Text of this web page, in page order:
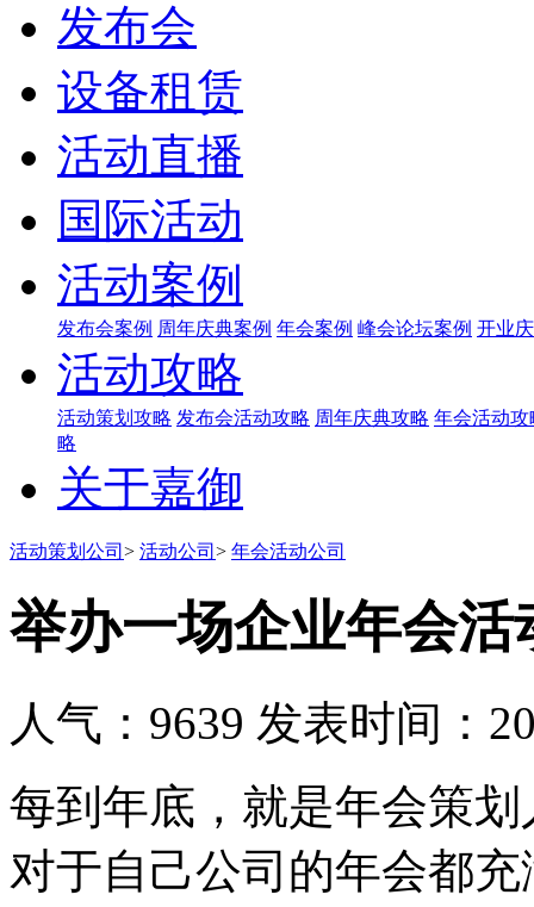
发布会
设备租赁
活动直播
国际活动
活动案例
发布会案例 周年庆典案例 年会案例 峰会论坛案例 开业
活动攻略
活动策划攻略 发布会活动攻略 周年庆典攻略 年会活动攻
略
关于嘉御
活动策划公司 > 活动公司 > 年会活动公司
举办一场企业年会
人气：9639 发表时间：
每到年底，就是年会策
对于自己公司的年会都